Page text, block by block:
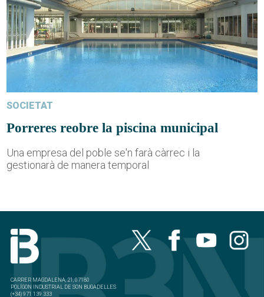
SOCIETAT
Porreres reobre la piscina municipal
Una empresa del poble se'n farà càrrec i la
gestionarà de manera temporal
CARRER MAGDALENA, 21, 07180
POLÍGON INDUSTRIAL DE SON BUGADELLES
(+34) 971 139 333